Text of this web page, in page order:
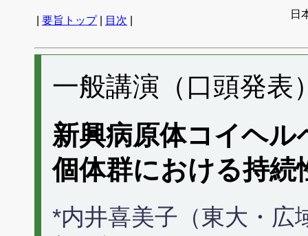
要旨トップ| 目次
日
一般講演（口頭発表
新興病原体コイヘ
個体群における持続
*内井喜美子（東大・広